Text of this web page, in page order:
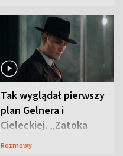
Tak wyglądał pierwszy
plan Gelnera i
Cieleckiej. „Zatoka
szpiegów” od razu ich
Rozmowy